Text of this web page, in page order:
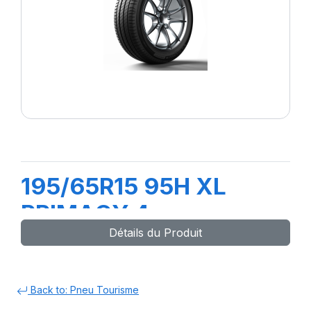
195/65R15 95H XL
PRIMACY 4
Détails du Produit
Back to: Pneu Tourisme